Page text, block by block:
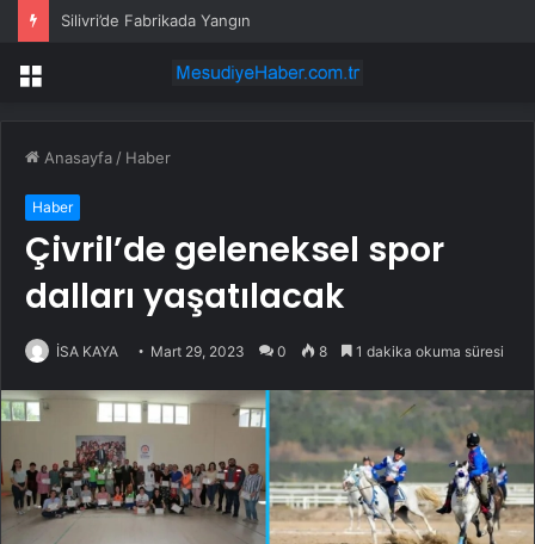
Silivri’de Fabrikada Yangın
Menü
Anasayfa / Haber
Haber
Çivril’de geleneksel spor
dalları yaşatılacak
İSA KAYA Mart 29, 2023 0 8 1 dakika okuma süresi